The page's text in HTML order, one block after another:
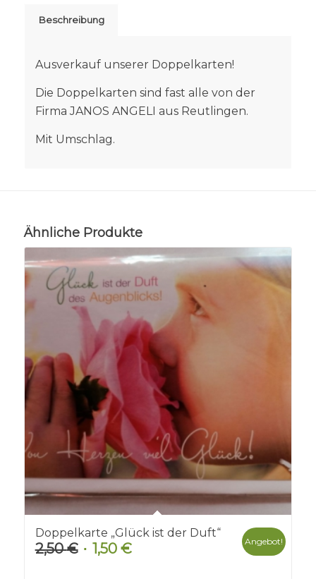
Beschreibung
Ausverkauf unserer Doppelkarten!
Die Doppelkarten sind fast alle von der
Firma JANOS ANGELI aus Reutlingen.
Mit Umschlag.
Ähnliche Produkte
Doppelkarte „Glück ist der Duft“
2,50€ Ursprünglicher
1,50 €Aktueller
Angebot!